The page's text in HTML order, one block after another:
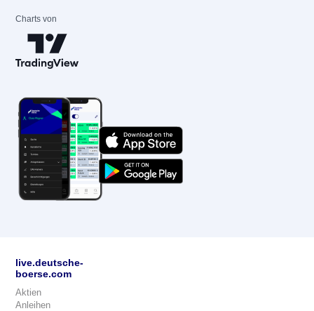
Charts von
live.deutsche-
boerse.com
Aktien
Anleihen